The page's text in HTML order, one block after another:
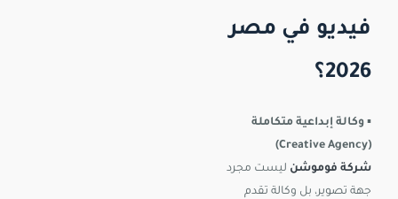
فيديو في مصر
2026؟
▪️ وكالة إبداعية متكاملة
(Creative Agency)
شركة فوموشن ليست مجرد
جهة تصوير، بل وكالة تقدم